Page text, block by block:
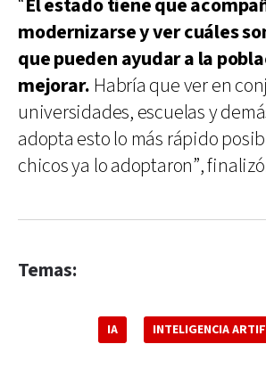
“El estado tiene que
modernizarse y ver cuáles
que pueden ayudar a la
mejorar. Habría que ver en
universidades, escuelas y
adopta esto lo más rápido
chicos ya lo adoptaron”,
Temas:
IA INTELIGENCIA